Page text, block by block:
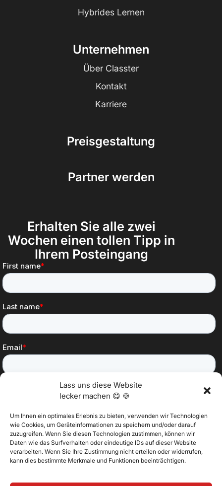
Lass uns diese Website
lecker machen 😋 🍪
Um Ihnen ein optimales Erlebnis zu bieten, verwenden wir Technologien
wie Cookies, um Geräteinformationen zu speichern und/oder darauf
zuzugreifen. Wenn Sie diesen Technologien zustimmen, können wir
Daten wie das Surfverhalten oder eindeutige IDs auf dieser Website
verarbeiten. Wenn Sie Ihre Zustimmung nicht erteilen oder widerrufen,
kann dies bestimmte Merkmale und Funktionen beeinträchtigen.
Hybrides Lernen
Unternehmen
Über Classter
Kontakt
Karriere
Preisgestaltung
Partner werden
Erhalten Sie alle zwei
Wochen einen tollen Tipp in
Ihrem Posteingang
@2025 Vertitech. Alle Rechte vorbehalten.